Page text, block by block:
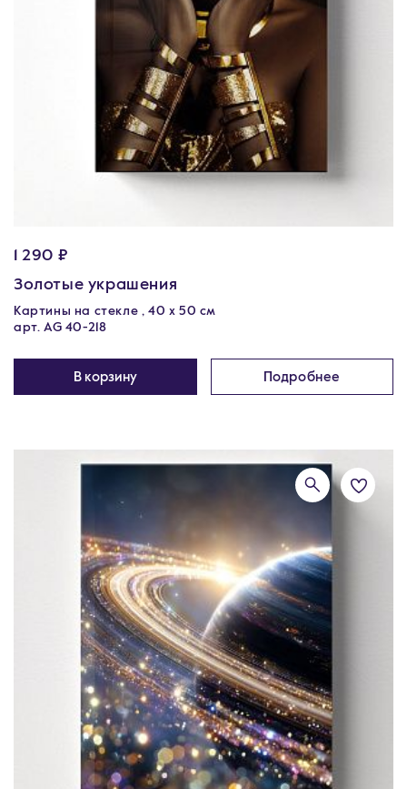
1 290 ₽
Золотые украшения
Картины на стекле , 40 х 50 см
арт. AG 40-218
В корзину Подробнее